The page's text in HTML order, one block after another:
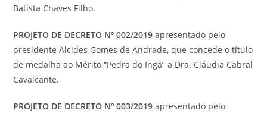
Batista Chaves Filho.
PROJETO DE DECRETO Nº 002/2019apresentado pelo
presidente Alcides Gomes de Andrade, que concede o título
de medalha ao Mérito “Pedra do Ingá” a Dra. Cláudia Cabral
Cavalcante.
PROJETO DE DECRETO Nº 003/2019apresentado pelo